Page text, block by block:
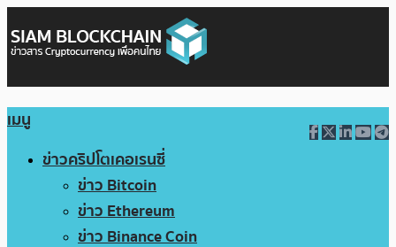
เมนู
ข่าวคริปโตเคอเรนซี่
ข่าว Bitcoin
ข่าว Ethereum
ข่าว Binance Coin